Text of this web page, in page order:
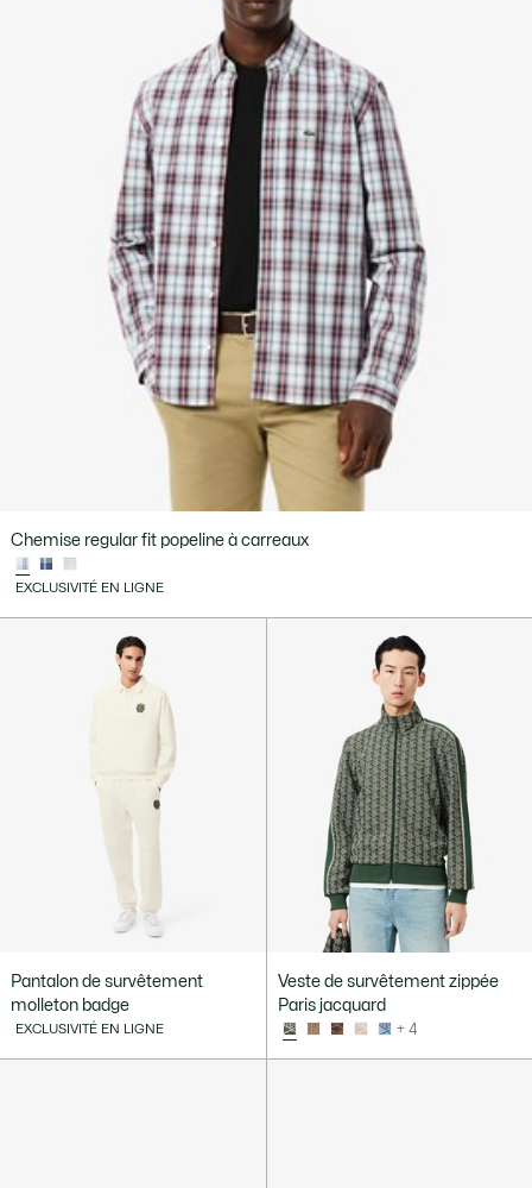
Chemise regular fit popeline à carreaux
EXCLUSIVITÉ EN LIGNE
Pantalon de survêtement
molleton badge
EXCLUSIVITÉ EN LIGNE
Veste de survêtement zippée
Paris jacquard
+ 4